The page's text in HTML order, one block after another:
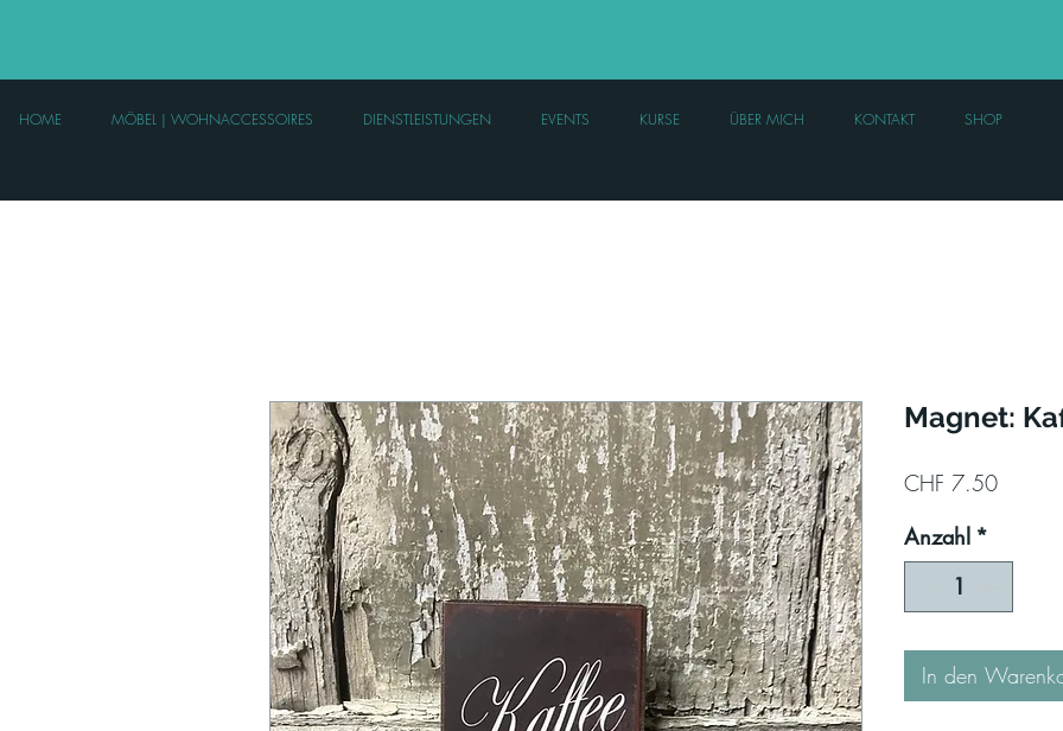
HOME MÖBEL | WOHNACCESSOIRES DIENSTLEISTUNGEN EVENTS KURSE ÜBER MICH KONTAKT SHOP
Magnet:
CHF 7.50Preis
Anzahl *
In den